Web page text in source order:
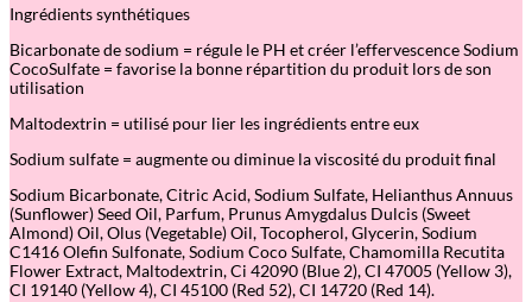
Ingrédients synthétiques
Bicarbonate de sodium = régule le PH et créer l’effervescence Sodium
CocoSulfate = favorise la bonne répartition du produit lors de son
utilisation
Maltodextrin = utilisé pour lier les ingrédients entre eux
Sodium sulfate = augmente ou diminue la viscosité du produit final
Sodium Bicarbonate, Citric Acid, Sodium Sulfate, Helianthus Annuus
(Sunflower) Seed Oil, Parfum, Prunus Amygdalus Dulcis (Sweet
Almond) Oil, Olus (Vegetable) Oil, Tocopherol, Glycerin, Sodium
C1416 Olefin Sulfonate, Sodium Coco Sulfate, Chamomilla Recutita
Flower Extract, Maltodextrin, Ci 42090 (Blue 2), CI 47005 (Yellow 3),
CI 19140 (Yellow 4), CI 45100 (Red 52), CI 14720 (Red 14).